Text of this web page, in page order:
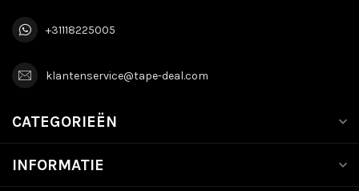
+31118225005
klantenservice@tape-deal.com
CATEGORIEËN
INFORMATIE